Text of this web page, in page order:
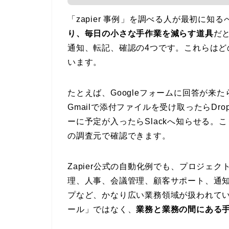
「zapier 事例」を調べる人が最初に知
り、毎日の小さな手作業を減らす道具だ
通知、転記、確認の4つです。これらは
います。
たとえば、Googleフォームに回答が来
Gmailで添付ファイルを受け取ったら
ーに予定が入ったらSlackへ知らせる。
の調査元で確認できます。
Zapier公式の自動化例でも、プロジェク
理、人事、会議管理、顧客サポート、通
プなど、かなり広い業務領域が扱われて
ール」ではなく、業務と業務の間にある